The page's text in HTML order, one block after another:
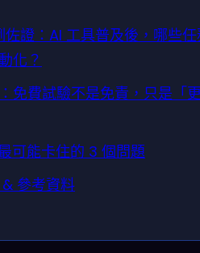
證：AI 工具普及後，哪些
化？
免費試驗不是免責，只是「
可能卡住的 3 個問題
參考資料